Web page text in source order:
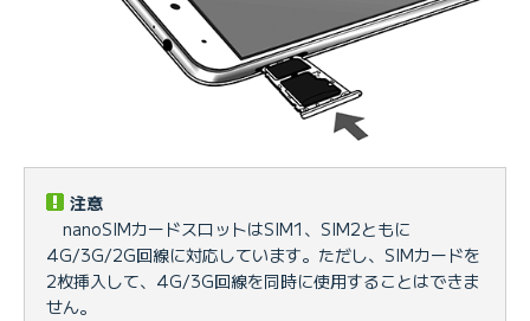
注意
nanoSIMカードスロットはSIM1、SIM2ともに
4G/3G/2G回線に対応しています。ただし、SIMカードを
2枚挿入して、4G/3G回線を同時に使用することはできま
せん。